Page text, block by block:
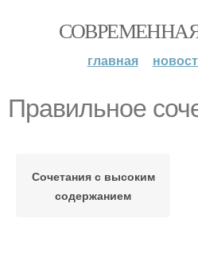
главная
Правильное
Сочетания с высоким
содержанием